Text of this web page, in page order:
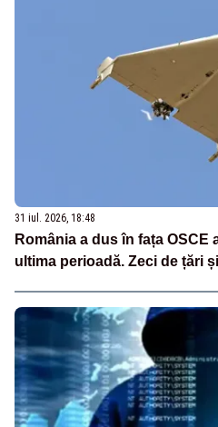
31 iul. 2026, 18:48
România a dus în fața
ultima perioadă. Zeci de țări